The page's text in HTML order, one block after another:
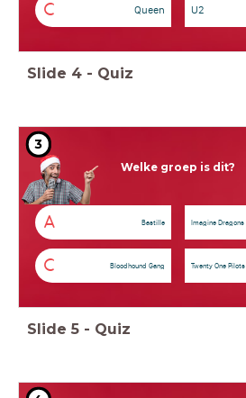
C Queen U2
Slide 4 - Quiz
Welke groep is dit?
3
A Bastille Imagine Dragons
C Bloodhound Gang Twenty One Pilots
Slide 5 - Quiz